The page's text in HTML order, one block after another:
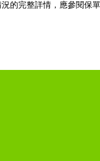
的完整詳情，應參閱保